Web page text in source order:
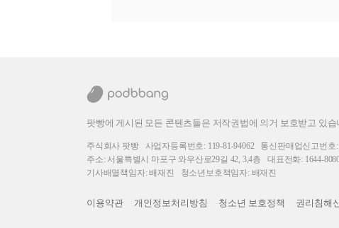
팟빵에 게시된 모든 콘텐츠들은 저작권법에 의거 보호받고 있습
주식회사 팟빵 사업자등록번호: 119-81-94062 통신판매업신고번호:
주소: 서울특별시 마포구 와우산로29길 42, 3,4층
대표전화: 1644-
기사배열책임자: 배재진
청소년보호책임자: 배재진
이용약관 개인정보처리방침 청소년 보호정책 권리침해